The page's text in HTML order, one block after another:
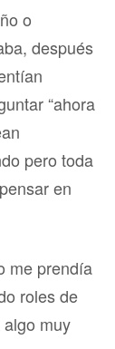
o
después
“ahora
pero toda
en
me prendía
roles de
muy